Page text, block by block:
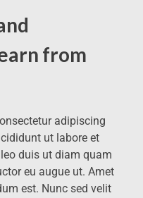
from
adipiscing
ut labore et
duis ut diam quam
eu augue ut. Amet
est. Nunc sed velit